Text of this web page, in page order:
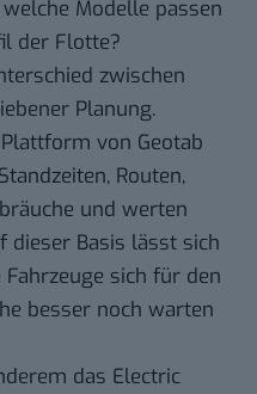
Modelle passen
der Flotte?
zwischen
Planung.
von Geotab
Routen,
und werten
dieser Basis lässt sich
sich für den
besser noch warten
das Electric